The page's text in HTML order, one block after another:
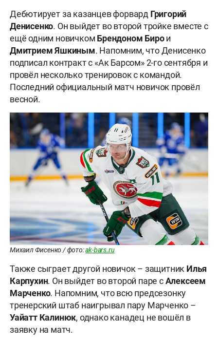
Дебютирует за казанцев форвард Григорий
Денисенко. Он выйдет во второй тройке вместе с
ещё одним новичком Брендоном Бирои
Дмитрием Яшкиным. Напомним, что Денисенко
подписал контракт с «Ак Барсом» 2-го сентября и
провёл несколько тренировок с командой.
Последний официальный матч новичок провёл
весной.
Михаил Фисенко / фото:ak-bars.ru
Также сыграет другой новичок – защитник Илья
Карпухин. Он выйдет во второй паре сАлексеем
Марченко. Напомним, что всю предсезонку
тренерский штаб наигрывал пару Марченко –
Уайатт Калинюк, однако канадец не вошёл в
заявку на матч.